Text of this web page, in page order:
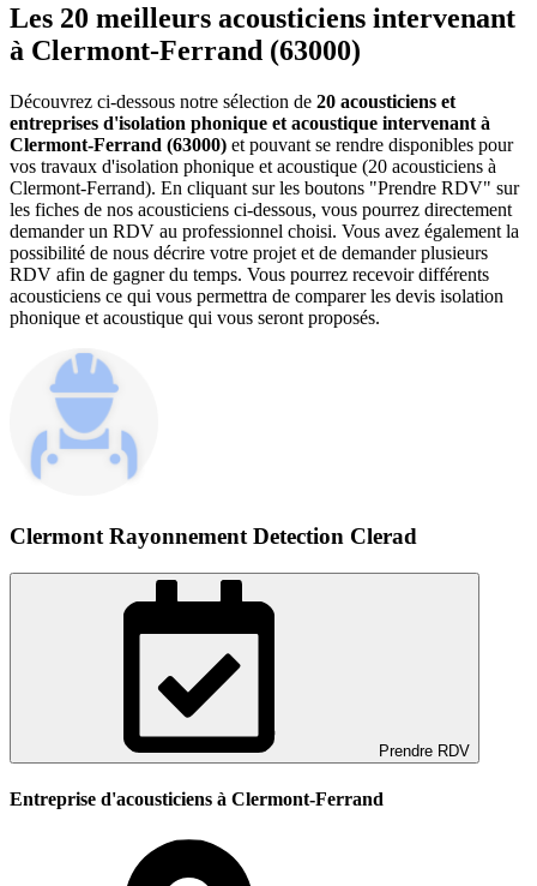
Les 20 meilleurs acousticiens intervenant
à Clermont-Ferrand (63000)
Découvrez ci-dessous notre sélection de 20 acousticiens et
entreprises d'isolation phonique et acoustique intervenant à
Clermont-Ferrand (63000) et pouvant se rendre disponibles pour
vos travaux d'isolation phonique et acoustique (20 acousticiens à
Clermont-Ferrand). En cliquant sur les boutons "Prendre RDV" sur
les fiches de nos acousticiens ci-dessous, vous pourrez directement
demander un RDV au professionnel choisi. Vous avez également la
possibilité de nous décrire votre projet et de demander plusieurs
RDV afin de gagner du temps. Vous pourrez recevoir différents
acousticiens ce qui vous permettra de comparer les devis isolation
phonique et acoustique qui vous seront proposés.
Clermont Rayonnement Detection Clerad
Prendre RDV
Entreprise d'acousticiens à Clermont-Ferrand